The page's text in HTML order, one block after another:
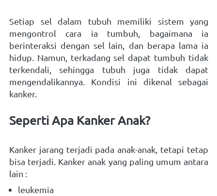
Setiap sel dalam tubuh memiliki sistem yang
mengontrol cara ia tumbuh, bagaimana ia
berinteraksi dengan sel lain, dan berapa lama ia
hidup. Namun, terkadang sel dapat tumbuh tidak
terkendali, sehingga tubuh juga tidak dapat
mengendalikannya. Kondisi ini dikenal sebagai
kanker.
Seperti Apa Kanker Anak?
Kanker jarang terjadi pada anak-anak, tetapi tetap
bisa terjadi. Kanker anak yang paling umum antara
lain :
leukemia